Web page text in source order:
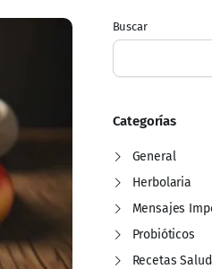
Buscar
Categorías
General
Herbolaria
Mensajes
Probióticos
Recetas